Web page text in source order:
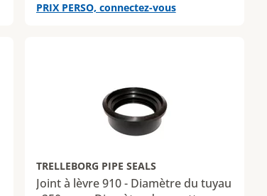
PRIX PERSO, connectez-vous
TRELLEBORG PIPE SEALS
Joint à lèvre 910 - Diamètre du tuyau